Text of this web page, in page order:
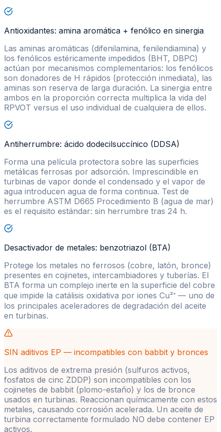
Antioxidantes: amina aromática + fenólico en sinergia
Las aminas aromáticas (difenilamina, fenilendiamina) y
los fenólicos estéricamente impedidos (BHT, DBPC)
actúan por mecanismos complementarios: los fenólicos
son donadores de H rápidos (protección inmediata), las
aminas son reserva de larga duración. La sinergia entre
ambos en la proporción correcta multiplica la vida del
RPVOT versus el uso individual de cualquiera de ellos.
Antiherrumbre: ácido dodecilsuccínico (DDSA)
Forma una película protectora sobre las superficies
metálicas ferrosas por adsorción. Imprescindible en
turbinas de vapor donde el condensado y el vapor de
agua introducen agua de forma continua. Test de
herrumbre ASTM D665 Procedimiento B (agua de mar)
es el requisito estándar: sin herrumbre tras 24 h.
Desactivador de metales: benzotriazol (BTA)
Protege los metales no ferrosos (cobre, latón, bronce)
presentes en cojinetes, intercambiadores y tuberías. El
BTA forma un complejo inerte en la superficie del cobre
que impide la catálisis oxidativa por iones Cu²⁺ — uno de
los principales aceleradores de degradación del aceite
en turbinas.
SIN aditivos EP — incompatibles con babbit y bronces
Los aditivos de extrema presión (sulfuros activos,
fosfatos de cinc ZDDP) son incompatibles con los
cojinetes de babbit (plomo-estaño) y los de bronce
usados en turbinas. Reaccionan químicamente con estos
metales, causando corrosión acelerada. Un aceite de
turbina correctamente formulado NO debe contener EP
activos.